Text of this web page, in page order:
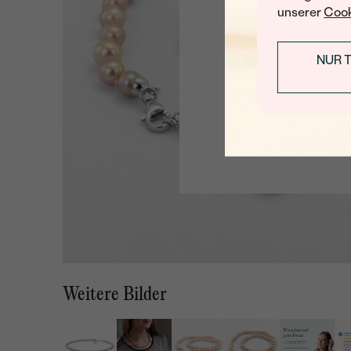
unserer
NUR
Weitere Bilder